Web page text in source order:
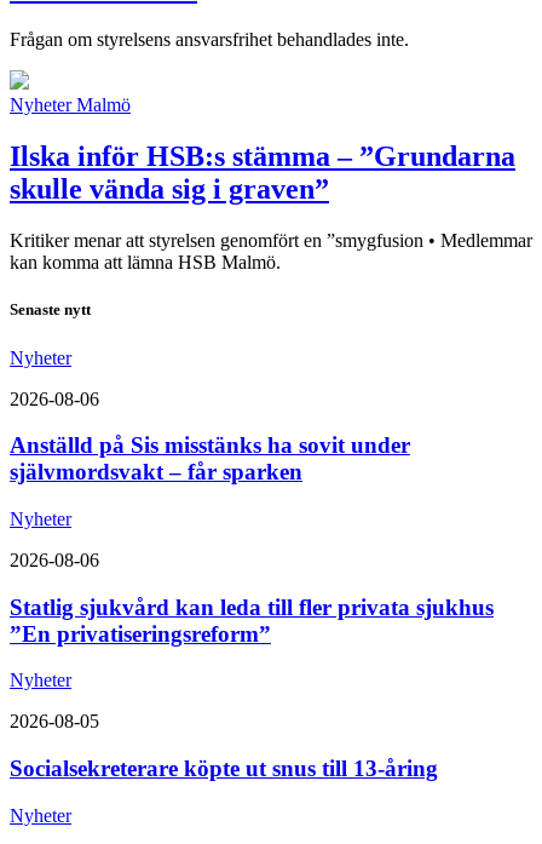
Frågan om styrelsens ansvarsfrihet behandlades inte.
Nyheter Malmö
Ilska inför HSB:s stämma – ”Grundarna
skulle vända sig i graven”
Kritiker menar att styrelsen genomfört en ”smygfusion • Medlemmar
kan komma att lämna HSB Malmö.
Senaste nytt
Nyheter
2026-08-06
Anställd på Sis misstänks ha sovit under
självmordsvakt – får sparken
Nyheter
2026-08-06
Statlig sjukvård kan leda till fler privata sjukhus
”En privatiseringsreform”
Nyheter
2026-08-05
Socialsekreterare köpte ut snus till 13-åring
Nyheter